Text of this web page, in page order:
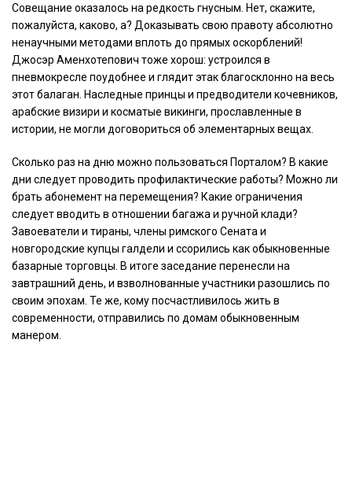
Совещание оказалось на редкость гнусным. Нет, скажите,
пожалуйста, каково, а? Доказывать свою правоту абсолютно
ненаучными методами вплоть до прямых оскорблений!
Джосэр Аменхотепович тоже хорош: устроился в
пневмокресле поудобнее и глядит этак благосклонно на весь
этот балаган. Наследные принцы и предводители кочевников,
арабские визири и косматые викинги, прославленные в
истории, не могли договориться об элементарных вещах.
Сколько раз на дню можно пользоваться Порталом? В какие
дни следует проводить профилактические работы? Можно ли
брать абонемент на перемещения? Какие ограничения
следует вводить в отношении багажа и ручной клади?
Завоеватели и тираны, члены римского Сената и
новгородские купцы галдели и ссорились как обыкновенные
базарные торговцы. В итоге заседание перенесли на
завтрашний день, и взволнованные участники разошлись по
своим эпохам. Те же, кому посчастливилось жить в
современности, отправились по домам обыкновенным
манером.